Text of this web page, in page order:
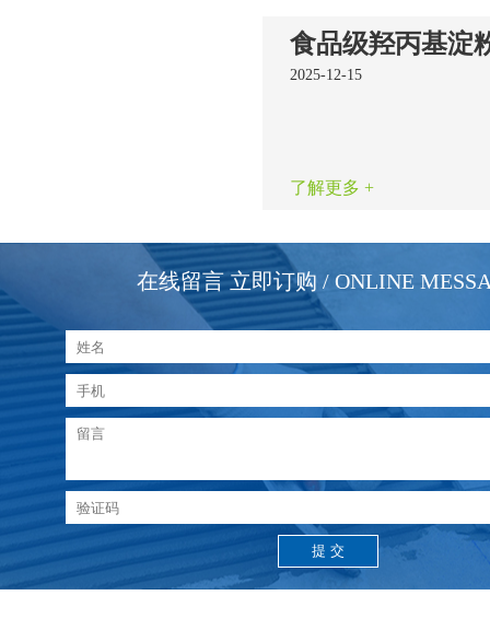
2025-12-15
了解更多 +
在线留言 立即订购 / ONLINE